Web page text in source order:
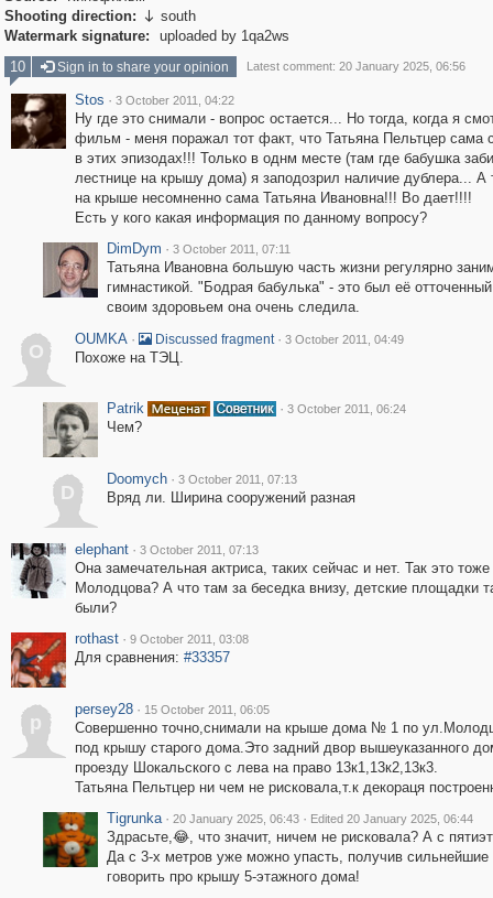
Shooting direction:  south
Watermark signature:
uploaded by 1qa2ws
10
Sign in to share your opinion Latest comment: 20 January 2025, 06:56
Stos · 3 October 2011, 04:22
Ну где это снимали - вопрос остается... Но тогда, когда я
фильм - меня поражал тот факт, что Татьяна Пельтцер сама
в этих эпизодах!!! Только в однм месте (там где бабушка
лестнице на крышу дома) я заподозрил наличие дублера... А
на крыше несомненно сама Татьяна Ивановна!!! Во дает!!!!
Есть у кого какая информация по данному вопросу?
DimDym · 3 October 2011, 07:11
Татьяна Ивановна большую часть жизни регулярно
гимнастикой. "Бодрая бабулька" - это был её
своим здоровьем она очень следила.
O
OUMKA · Discussed fragment · 3 October 2011, 04:49
Похоже на ТЭЦ.
Patrik · 3 October 2011, 06:24
Чем?
D
Doomych · 3 October 2011, 07:13
Вряд ли. Ширина сооружений разная
elephant · 3 October 2011, 07:13
Она замечательная актриса, таких сейчас и нет. Так это тоже
Молодцова? А что там за беседка внизу, детские площадки
были?
rothast · 9 October 2011, 03:08
Для сравнения: #33357
p
persey28 · 15 October 2011, 06:05
Совершенно точно,снимали на крыше дома № 1 по
под крышу старого дома.Это задний двор вышеуказанного
проезду Шокальского с лева на право 13к1,13к2,13к3.
Татьяна Пельтцер ни чем не рисковала,т.к декораця
Tigrunka · 20 January 2025, 06:43 · Edited 20 January 2025, 06:44
Здрасьте,😂, что значит, ничем не рисковала? А с
Да с 3-х метров уже можно упасть, получив
говорить про крышу 5-этажного дома!